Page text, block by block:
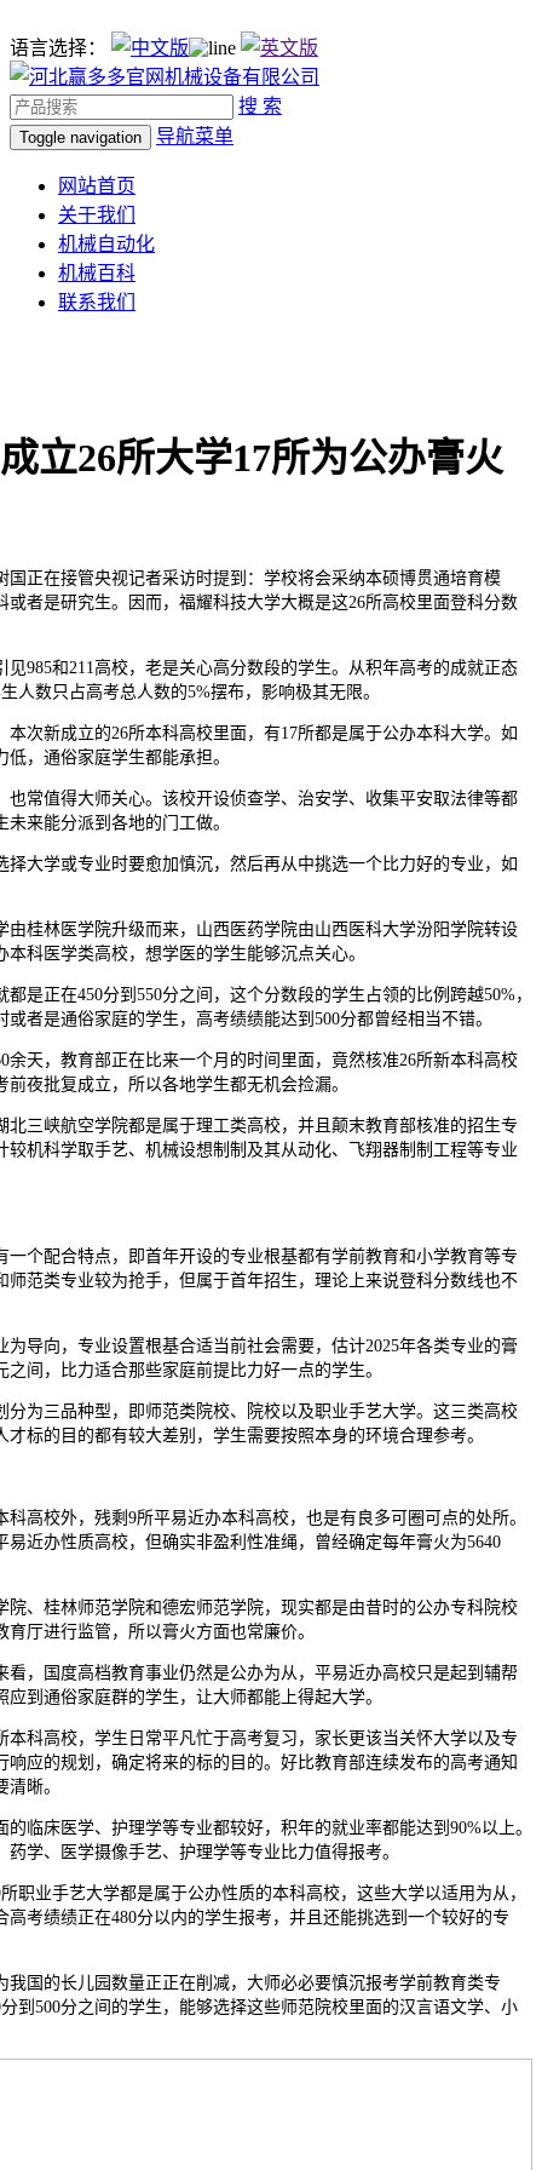
语言选择：
搜 索
Toggle navigation 导航菜单
网站首页
关于我们
机械自动化
机械百科
联系我们
立26所大学17所为公办膏火
在接管央视记者采访时提到：学校将会采纳本硕博贯通培育模
或者是研究生。因而，福耀科技大学大概是这26所高校里面登科分数
和211高校，老是关心高分数段的学生。从积年高考的成就正态
人数只占高考总人数的5%摆布，影响极其无限。
新成立的26所本科高校里面，有17所都是属于公办本科大学。如
，通俗家庭学生都能承担。
值得大师关心。该校开设侦查学、治安学、收集平安取法律等都
来能分派到各地的门工做。
学或专业时要愈加慎沉，然后再从中挑选一个比力好的专业，如
林医学院升级而来，山西医药学院由山西医科大学汾阳学院转设
科医学类高校，想学医的学生能够沉点关心。
正在450分到550分之间，这个分数段的学生占领的比例跨越50%，
者是通俗家庭的学生，高考绩绩能达到500分都曾经相当不错。
，教育部正在比来一个月的时间里面，竟然核准26所新本科高校
夜批复成立，所以各地学生都无机会捡漏。
峡航空学院都是属于理工类高校，并且颠末教育部核准的招生专
较机科学取手艺、机械设想制制及其从动化、飞翔器制制工程等专业
配合特点，即首年开设的专业根基都有学前教育和小学教育等专
师范类专业较为抢手，但属于首年招生，理论上来说登科分数线也不
向，专业设置根基合适当前社会需要，估计2025年各类专业的膏
之间，比力适合那些家庭前提比力好一点的学生。
三品种型，即师范类院校、院校以及职业手艺大学。这三类高校
标的目的都有较大差别，学生需要按照本身的环境合理参考。
校外，残剩9所平易近办本科高校，也是有良多可圈可点的处所。
易近办性质高校，但确实非盈利性准绳，曾经确定每年膏火为5640
桂林师范学院和德宏师范学院，现实都是由昔时的公办专科院校
厅进行监管，所以膏火方面也常廉价。
国度高档教育事业仍然是公办为从，平易近办高校只是起到辅帮
到通俗家庭群的学生，让大师都能上得起大学。
高校，学生日常平凡忙于高考复习，家长更该当关怀大学以及专
响应的规划，确定将来的标的目的。好比教育部连续发布的高考通知
晰。
床医学、护理学等专业都较好，积年的就业率都能达到90%以上。
学、医学摄像手艺、护理学等专业比力值得报考。
业手艺大学都是属于公办性质的本科高校，这些大学以适用为从，
高考绩绩正在480分以内的学生报考，并且还能挑选到一个较好的专
的长儿园数量正正在削减，大师必必要慎沉报考学前教育类专
到500分之间的学生，能够选择这些师范院校里面的汉言语文学、小